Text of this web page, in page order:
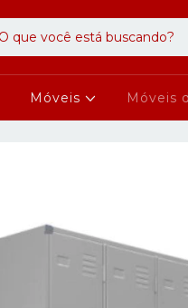
Móveis Móveis